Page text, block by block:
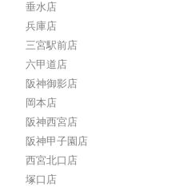
垂水店
兵庫店
三宮駅前店
六甲道店
阪神御影店
岡本店
阪神西宮店
阪神甲子園店
西宮北口店
塚口店